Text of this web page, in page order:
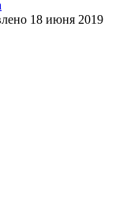
18 июня 2019